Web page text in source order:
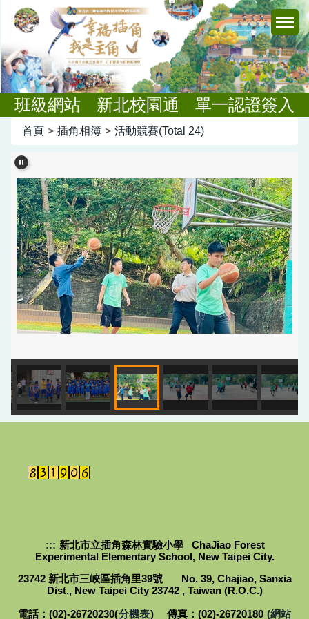
跳
到
要
內
容
區班級網站 新北校園通 單一認證簽入
首頁 > 插角相簿 > 活動競賽(Total 24)
::: 新北市立插角森林實驗小學 ChaJiao Forest
Experimental Elementary School, New Taipei City.
23742 新北市三峽區插角里39號 No. 39, Chajiao, Sanxia
Dist., New Taipei City 23742 , Taiwan (R.O.C.)
電話：(02)-26720230(分機表) 傳真：(02)-26720180 (網站